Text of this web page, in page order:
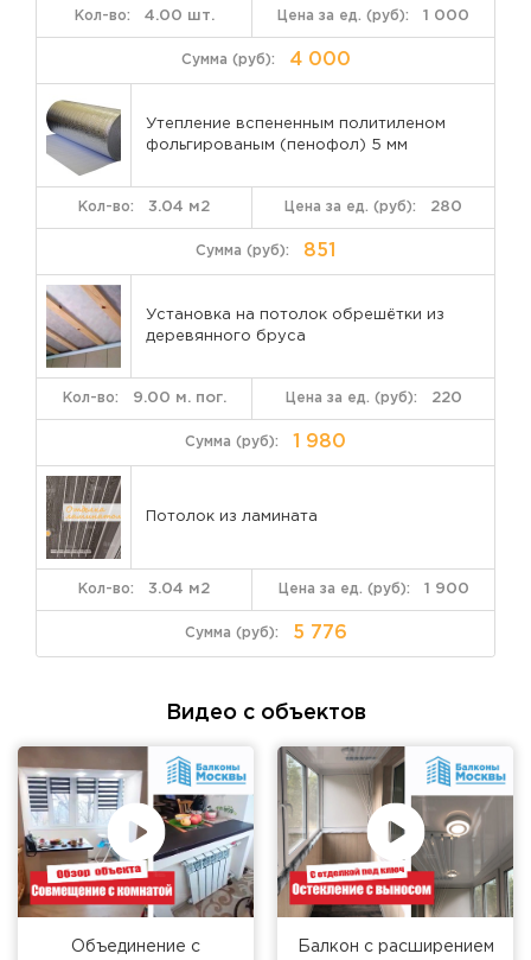
1 000
4.00 шт.
4 000
Утепление вспененным политиленом
фольгированым (пенофол) 5 мм
280
3.04 м2
851
Установка на потолок обрешётки из
деревянного бруса
220
9.00 м. пог.
1 980
Потолок из ламината
1 900
3.04 м2
5 776
Видео с объектов
Объединение с Балкон с расширением